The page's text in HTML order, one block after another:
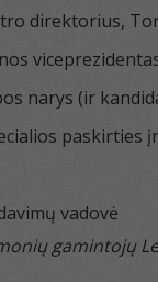
direktorius,
narys (ir
vadovė
gamintojų